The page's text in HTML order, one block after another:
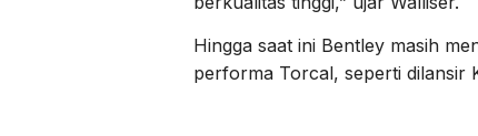
Hingga saat ini Bentley masih
performa Torcal, seperti dilansir